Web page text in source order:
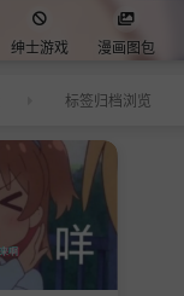
绅士游戏 漫画图包
标签归档浏览